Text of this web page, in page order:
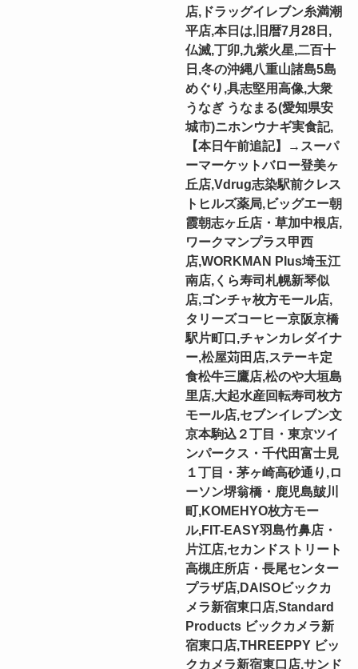
店,ドラッグイレブン糸満潮
平店,本日は,旧暦7月28日,
仏滅,丁卯,九紫火星,二百十
日,冬の沖縄八重山諸島5島
めぐり,具志堅用高像,大衆
うなぎ うなまる(愛知県安
城市)ニホンウナギ実食記,
【本日午前追記】→スーパ
ーマーケットバロー登美ヶ
丘店,Vdrug志染駅前クレス
トヒルズ薬局,ビッグエー朝
霞朝志ヶ丘店・草加中根店,
ワークマンプラス甲西
店,WORKMAN Plus埼玉江
南店,くら寿司札幌新琴似
店,ゴンチャ枚方モール店,
タリーズコーヒー京阪京橋
駅片町口,チャンカレダイナ
ー,松屋苅田店,ステーキ定
食松牛三鷹店,松のや大垣島
里店,大起水産回転寿司枚方
モール店,セブンイレブン文
京本駒込２丁目・東京ツイ
ンパークス・千代田富士見
１丁目・茅ヶ崎高砂通り,ロ
ーソン堺翁橋・鹿児島皷川
町,KOMEHYO枚方モー
ル,FIT-EASY羽島竹鼻店・
片江店,セカンドストリート
高槻庄所店・長尾センター
プラザ店,DAISOビックカ
メラ新宿東口店,Standard
Products ビックカメラ新
宿東口店,THREEPPY ビッ
クカメラ新宿東口店,サンド